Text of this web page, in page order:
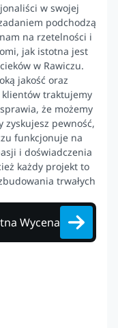
w swojej
podchodzą
na rzetelności i
jak istotna jest
w Rawiczu.
jakość oraz
traktujemy
że możemy
zyskujesz pewność,
funkcjonuje na
i doświadczenia
każdy projekt to
trwałych
Wycena